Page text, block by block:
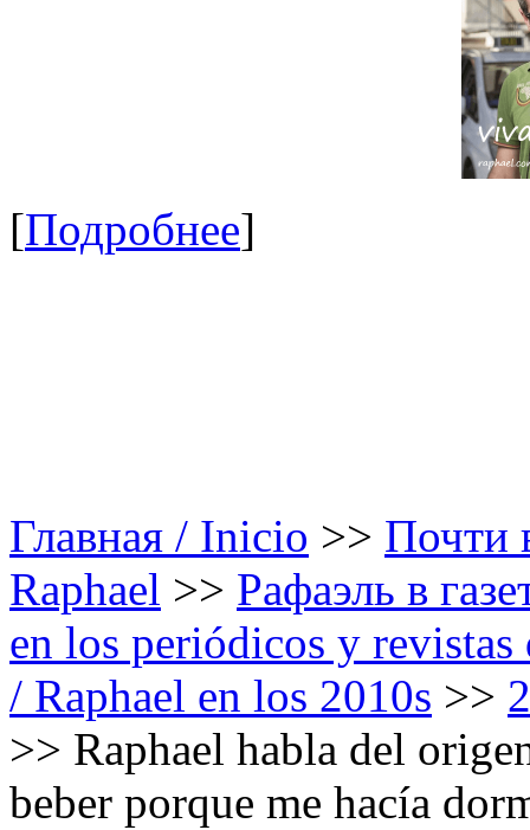
[Подробнее]
Главная / Inicio >> Почти
Raphael >> Рафаэль в
en los periódicos y
/ Raphael en los 2010s >>
>> Raphael habla del
beber porque me hacía